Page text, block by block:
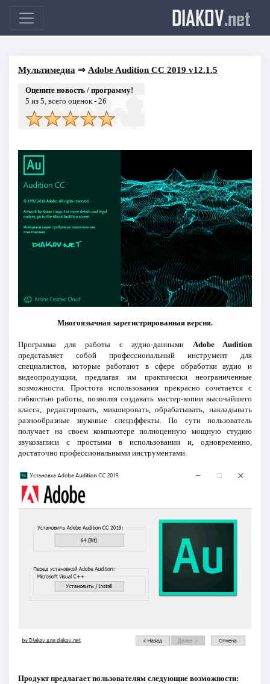
DIAKOV.net
Мультимедиа ⇒ Adobe Audition CC 2019 v12.1.5
Оцените новость / программу!
5 из 5, всего оценок - 26
Многоязычная зарегистрированная версия.
Программа для работы с аудио-данными Adobe Audition
представляет собой профессиональный инструмент для
специалистов, которые работают в сфере обработки аудио и
видеопродукции, предлагая им практически неограниченные
возможности. Простота использования прекрасно сочетается с
гибкостью работы, позволяя создавать мастер-копии высочайшего
класса, редактировать, микшировать, обрабатывать, накладывать
разнообразные звуковые спецэффекты. По сути пользователь
получает на своем компьютере полноценную мощную студию
звукозаписи с простыми в использовании и, одновременно,
достаточно профессиональными инструментами.
Продукт предлагает пользователям следующие возможности: